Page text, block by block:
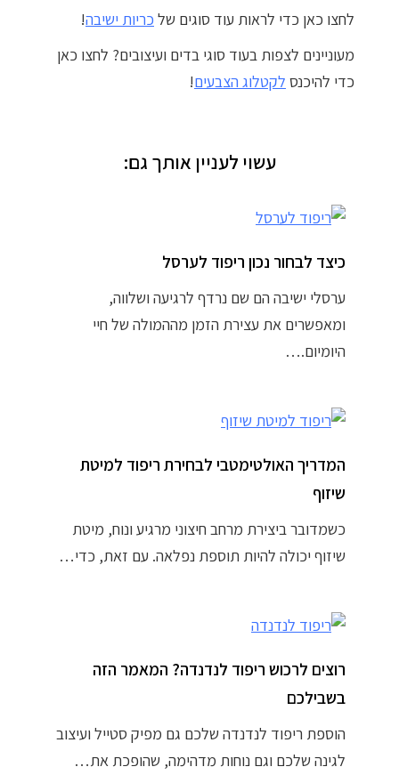
לחצו כאן כדי לראות עוד סוגים של כריות ישיבה!
מעוניינים לצפות בעוד סוגי בדים ועיצובים? לחצו כאן
כדי להיכנס לקטלוג הצבעים!
עשוי לעניין אותך גם:
כיצד לבחור נכון ריפוד לערסל
ערסלי ישיבה הם שם נרדף לרגיעה ושלווה,
ומאפשרים את עצירת הזמן מההמולה של חיי
היומיום.…
המדריך האולטימטבי לבחירת ריפוד למיטת
שיזוף
כשמדובר ביצירת מרחב חיצוני מרגיע ונוח, מיטת
שיזוף יכולה להיות תוספת נפלאה. עם זאת, כדי…
רוצים לרכוש ריפוד לנדנדה? המאמר הזה
בשבילכם
הוספת ריפוד לנדנדה שלכם גם מפיק סטייל ועיצוב
לגינה שלכם וגם נוחות מדהימה, שהופכת את…